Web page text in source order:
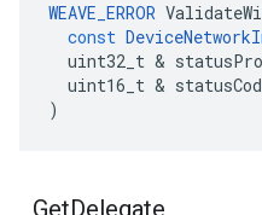
WEAVE_ERROR
const
uint32_t &
uint16_t &
)
GetDelegate